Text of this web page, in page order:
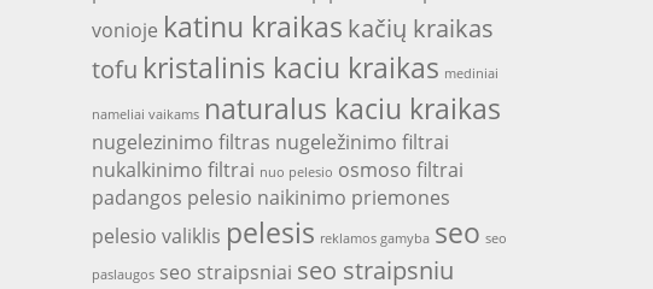
vonioje katinu kraikas kačių kraikas
tofu kristalinis kaciu kraikas mediniai
nameliai vaikams naturalus kaciu kraikas
nugelezinimo filtras nugeležinimo filtrai
nukalkinimo filtrai nuo pelesio osmoso filtrai
padangos pelesio naikinimo priemones
pelesio valiklis pelesis reklamos gamyba seo seo
paslaugos seo straipsniai seo straipsniu